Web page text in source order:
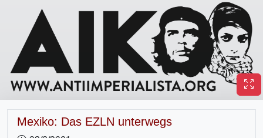
Mexiko: Das EZLN unterwegs